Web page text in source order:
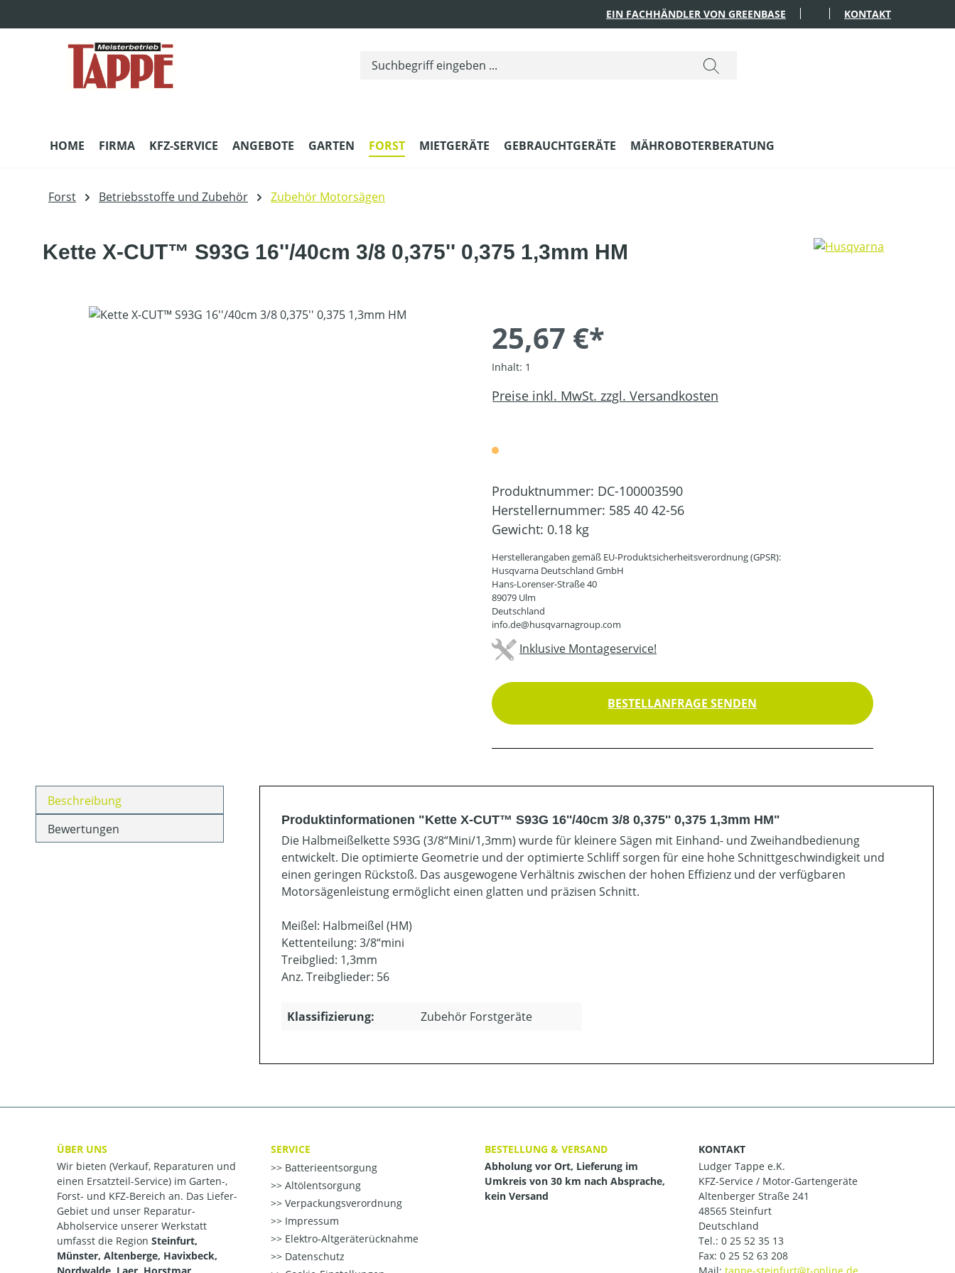
EIN FACHHÄNDLER VON GREENBASE KONTAKT
HOME FIRMA KFZ-SERVICE ANGEBOTE GARTEN FORST MIETGERÄTE GEBRAUCHTGERÄTE MÄHROBOTERBERATUNG
Forst Betriebsstoffe und Zubehör Zubehör Motorsägen
Kette X-CUT™ S93G 16''/40cm 3/8 0,375'' 0,375 1,3mm HM
Bildergalerie überspringen
25,67 €*
Inhalt: 1
Preise inkl. MwSt. zzgl. Versandkosten
Produktnummer: DC-100003590
Herstellernummer: 585 40 42-56
Gewicht: 0.18 kg
Herstellerangaben gemäß EU-Produktsicherheitsverordnung (GPSR):
Husqvarna Deutschland GmbH
Hans-Lorenser-Straße 40
89079 Ulm
Deutschland
info.de@husqvarnagroup.com
Inklusive Montageservice!
BESTELLANFRAGE SENDEN
Beschreibung
Bewertungen
Produktinformationen "Kette X-CUT™ S93G 16''/40cm 3/8 0,375'' 0,375 1,3mm HM"
Die Halbmeißelkette S93G (3/8“Mini/1,3mm) wurde für kleinere Sägen mit Einhand- und Zweihandbedienung
entwickelt. Die optimierte Geometrie und der optimierte Schliff sorgen für eine hohe Schnittgeschwindigkeit und
einen geringen Rückstoß. Das ausgewogene Verhältnis zwischen der hohen Effizienz und der verfügbaren
Motorsägenleistung ermöglicht einen glatten und präzisen Schnitt.
Meißel: Halbmeißel (HM)
Kettenteilung: 3/8“mini
Treibglied: 1,3mm
Anz. Treibglieder: 56
Klassifizierung: Zubehör Forstgeräte
ÜBER UNS
Wir bieten (Verkauf, Reparaturen und
einen Ersatzteil-Service) im Garten-,
Forst- und KFZ-Bereich an. Das Liefer-
Gebiet und unser Reparatur-
Abholservice unserer Werkstatt
umfasst die Region Steinfurt,
Münster, Altenberge, Havixbeck,
SERVICE
Batterieentsorgung
Altölentsorgung
Verpackungsverordnung
Impressum
Elektro-Altgeräterücknahme
Datenschutz
BESTELLUNG & VERSAND
Abholung vor Ort, Lieferung im
Umkreis von 30 km nach Absprache,
kein Versand
KONTAKT
Ludger Tappe e.K.
KFZ-Service / Motor-Gartengeräte
Altenberger Straße 241
48565 Steinfurt
Deutschland
Tel.: 0 25 52 35 13
Fax: 0 25 52 63 208